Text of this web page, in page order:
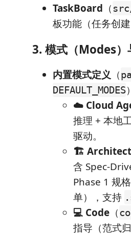
TaskBoard （
板功能（任务创
3. 模式（Modes）
内置模式定义 （
DEFAULT_MODES
☁️ Cloud
推理 + 本地
驱动。
🏗️ Architect
含 Spec-
Phase 1 规
单），支持
💻 Code （
指导（范式